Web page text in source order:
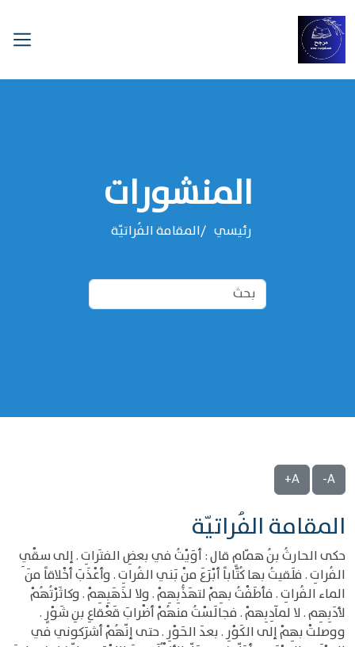
المنشورات
رئيسي المقامة الفُراتيّة
A-
A+
المقامة الفُراتيّة
حكى الحارثُ بنُ همّامٍ قال : أوَيْتُ في بعضِ الفتَراتِ . إلى سقْيِ
الفُراتِ . فلَقيتُ بها كُتّاباً أبْرَعَ منْ بَني الفُراتِ . وأعْذَبَ أخْلاقاً منَ
الماء الفُراتِ . فأطَفْتُ بهِمْ لتهَذُّبِهِمْ . ولا لذَهَبِهِمْ . وكاثَرْتُهُمْ
لأدَبِهِم . لا لمآدِبِهمْ . فجالَسْتُ منهُمْ أضْرابَ قَعْقاعِ بنِ شَوْرٍ .
ووصلتْ بهِمْ إلى الكَوْرِ . بعدَ الحَوْرِ . حتى إنّهُمْ أشرَكوني في